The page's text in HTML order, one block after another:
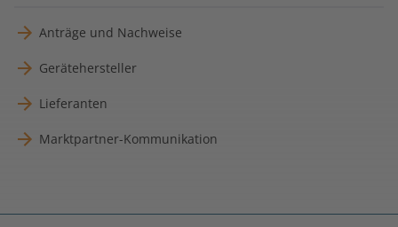
Anträge und Nachweise
Gerätehersteller
Lieferanten
Marktpartner-Kommunikation